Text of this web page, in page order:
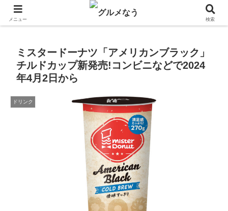
飲食店キャンペーン・食品飲料お菓子新発売のグルメニュース。
ミスタードーナツ「アメリカンブラック」
チルドカップ新発売!コンビニなどで2024
年4月2日から
ドリンク
メニュー 検索